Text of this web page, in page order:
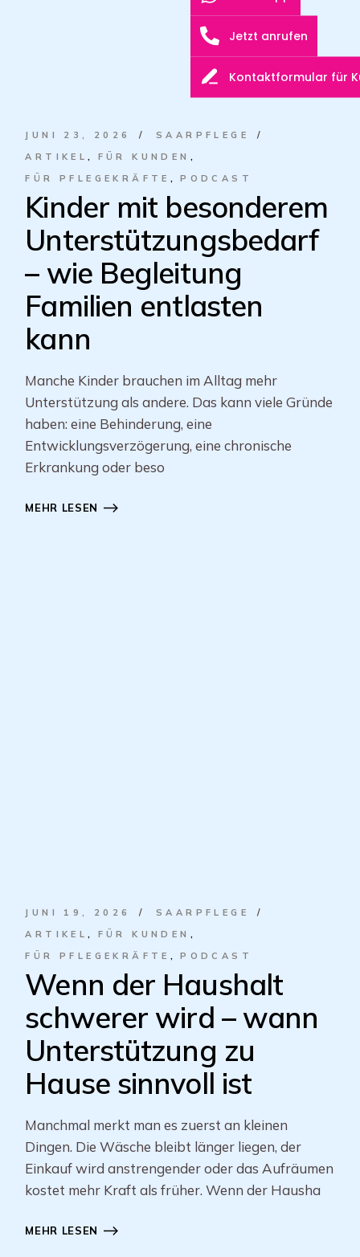
JUNI 23, 2026
SAARPFLEGE
ARTIKEL
FÜR KUNDEN
FÜR PFLEGEKRÄFTE
PODCAST
Kinder mit besonderem
Unterstützungsbedarf
– wie Begleitung
Familien entlasten
kann
Manche Kinder brauchen im Alltag mehr
Unterstützung als andere. Das kann viele Gründe
haben: eine Behinderung, eine
Entwicklungsverzögerung, eine chronische
Erkrankung oder beso
MEHR LESEN
JUNI 19, 2026
SAARPFLEGE
ARTIKEL
FÜR KUNDEN
FÜR PFLEGEKRÄFTE
PODCAST
Wenn der Haushalt
schwerer wird – wann
Unterstützung zu
Hause sinnvoll ist
Manchmal merkt man es zuerst an kleinen
Dingen. Die Wäsche bleibt länger liegen, der
Einkauf wird anstrengender oder das Aufräumen
kostet mehr Kraft als früher. Wenn der Hausha
MEHR LESEN
Jetzt anrufen
Kontaktformular für